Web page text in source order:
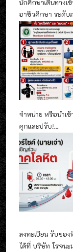
นักศึกษาเดินทางเ
อาชีวศึกษา ระดับ
จำหน่าย หรือนำเ
คุกและปรับ!...
ลงทะเบียน รับขอ
ได้ที่ บริษัท โรจนะ